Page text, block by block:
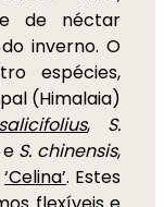
de néctar
inverno. O
espécies,
(Himalaia)
, S.
S. chinensis,
‘Celina’. Estes